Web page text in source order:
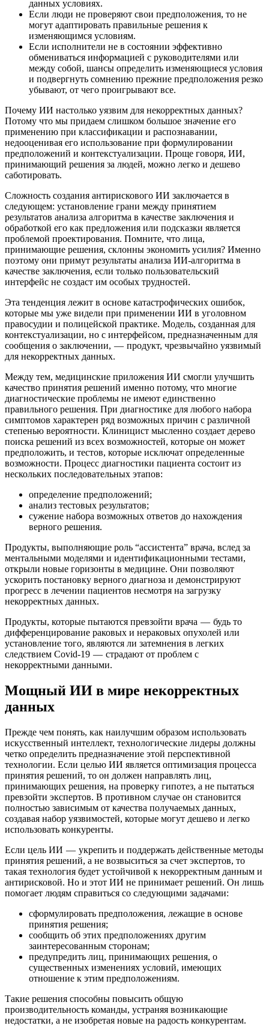
данных условиях.
Если люди не проверяют свои предположения, то не
могут адаптировать правильные решения к
изменяющимся условиям.
Если исполнители не в состоянии эффективно
обмениваться информацией с руководителями или
между собой, шансы определить изменяющиеся условия
и подвергнуть сомнению прежние предположения резко
убывают, от чего проигрывают все.
Почему ИИ настолько уязвим для некорректных данных?
Потому что мы придаем слишком большое значение его
применению при классификации и распознавании,
недооценивая его использование при формулировании
предположений и контекстуализации. Проще говоря, ИИ,
принимающий решения за людей, можно легко и дешево
саботировать.
Сложность создания антирискового ИИ заключается в
следующем: установление грани между принятием
результатов анализа алгоритма в качестве заключения и
обработкой его как предложения или подсказки является
проблемой проектирования. Помните, что лица,
принимающие решения, склонны экономить усилия? Именно
поэтому они примут результаты анализа ИИ-алгоритма в
качестве заключения, если только пользовательский
интерфейс не создаст им особых трудностей.
Эта тенденция лежит в основе катастрофических ошибок,
которые мы уже видели при применении ИИ в уголовном
правосудии и полицейской практике. Модель, созданная для
контекстуализации, но с интерфейсом, предназначенным для
сообщения о заключении, — продукт, чрезвычайно уязвимый
для некорректных данных.
Между тем, медицинские приложения ИИ смогли улучшить
качество принятия решений именно потому, что многие
диагностические проблемы не имеют единственно
правильного решения. При диагностике для любого набора
симптомов характерен ряд возможных причин с различной
степенью вероятности. Клиницист мысленно создает дерево
поиска решений из всех возможностей, которые он может
предположить, и тестов, которые исключат определенные
возможности. Процесс диагностики пациента состоит из
нескольких последовательных этапов:
определение предположений;
анализ тестовых результатов;
сужение набора возможных ответов до нахождения
верного решения.
Продукты, выполняющие роль “ассистента” врача, вслед за
ментальными моделями и идентификационными тестами,
открыли новые горизонты в медицине. Они позволяют
ускорить постановку верного диагноза и демонстрируют
прогресс в лечении пациентов несмотря на загрузку
некорректных данных.
Продукты, которые пытаются превзойти врача — будь то
дифференцирование раковых и нераковых опухолей или
установление того, являются ли затемнения в легких
следствием Covid-19 — страдают от проблем с
некорректными данными.
Мощный ИИ в мире некорректных
данных
Прежде чем понять, как наилучшим образом использовать
искусственный интеллект, технологические лидеры должны
четко определить предназначение этой перспективной
технологии. Если целью ИИ является оптимизация процесса
принятия решений, то он должен направлять лиц,
принимающих решения, на проверку гипотез, а не пытаться
превзойти экспертов. В противном случае он становится
полностью зависимым от качества получаемых данных,
создавая набор уязвимостей, которые могут дешево и легко
использовать конкуренты.
Если цель ИИ — укрепить и поддержать действенные методы
принятия решений, а не возвыситься за счет экспертов, то
такая технология будет устойчивой к некорректным данным и
антирисковой. Но и этот ИИ не принимает решений. Он лишь
помогает людям справиться со следующими задачами:
сформулировать предположения, лежащие в основе
принятия решения;
сообщить об этих предположениях другим
заинтересованным сторонам;
предупредить лиц, принимающих решения, о
существенных изменениях условий, имеющих
отношение к этим предположениям.
Такие решения способны повысить общую
производительность команды, устраняя возникающие
недостатки, а не изобретая новые на радость конкурентам.